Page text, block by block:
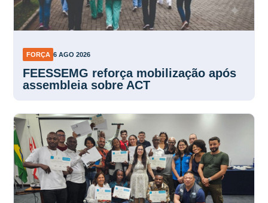
FORÇA 6 AGO 2026
FEESSEMG reforça mobilização após
assembleia sobre ACT